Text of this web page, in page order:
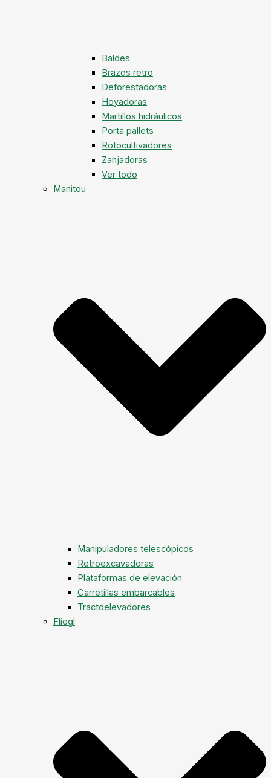
Baldes
Brazos retro
Deforestadoras
Hoyadoras
Martillos hidráulicos
Porta pallets
Rotocultivadores
Zanjadoras
Ver todo
Manitou
Manipuladores telescópicos
Retroexcavadoras
Plataformas de elevación
Carretillas embarcables
Tractoelevadores
Fliegl